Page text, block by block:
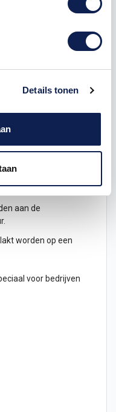
Details tonen
die u heeft gekozen
de binnenkant van
aan de
.
worden op een
voor bedrijven